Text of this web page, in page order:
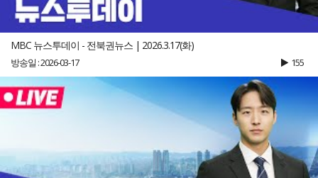
MBC 뉴스투데이 - 전북권뉴스 | 2026.3.17(화)
방송일 : 2026-03-17 155